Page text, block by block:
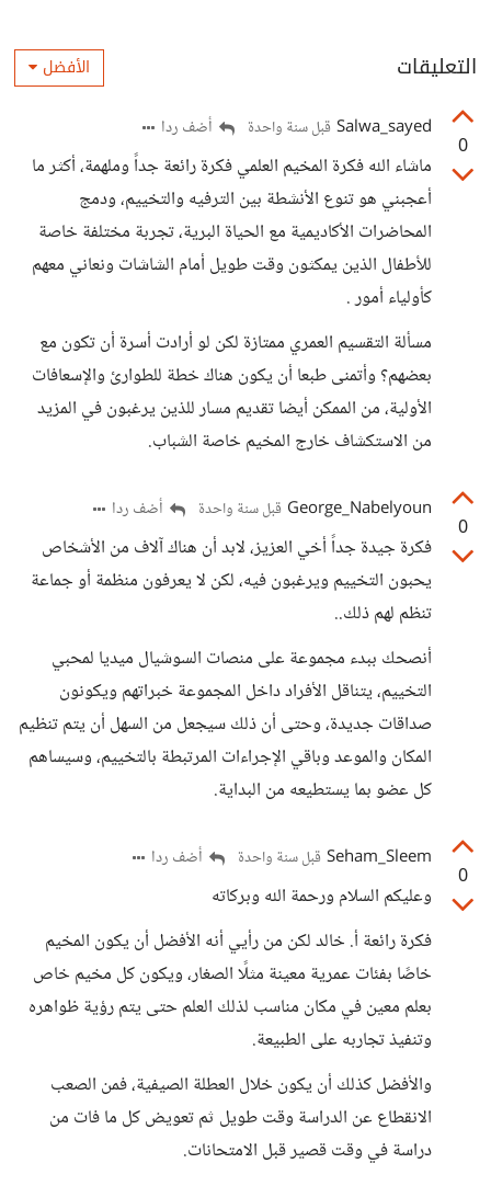
التعليقات الأفضل
0
Salwa_sayed قبل سنة واحدة أضف ردا
ماشاء الله فكرة المخيم العلمي فكرة رائعة جداً وملهمة، أكثر ما
أعجبني هو تنوع الأنشطة بين الترفيه والتخييم، ودمج
المحاضرات الأكاديمية مع الحياة البرية، تجربة مختلفة خاصة
للأطفال الذين يمكثون وقت طويل أمام الشاشات ونعاني معهم
كأولياء أمور .
مسألة التقسيم العمري ممتازة لكن لو أرادت أسرة أن تكون مع
بعضهم؟ وأتمنى طبعا أن يكون هناك خطة للطوارئ والإسعافات
الأولية، من الممكن أيضا تقديم مسار للذين يرغبون في المزيد
من الاستكشاف خارج المخيم خاصة الشباب.
0
George_Nabelyoun قبل سنة واحدة أضف ردا
فكرة جيدة جداً أخي العزيز، لابد أن هناك آلاف من الأشخاص
يحبون التخييم ويرغبون فيه، لكن لا يعرفون منظمة أو جماعة
تنظم لهم ذلك..
أنصحك ببدء مجموعة على منصات السوشيال ميديا لمحبي
التخييم، يتناقل الأفراد داخل المجموعة خبراتهم ويكونون
صداقات جديدة، وحتى أن ذلك سيجعل من السهل أن يتم تنظيم
المكان والموعد وباقي الإجراءات المرتبطة بالتخييم، وسيساهم
كل عضو بما يستطيعه من البداية.
0
Seham_Sleem قبل سنة واحدة أضف ردا
وعليكم السلام ورحمة الله وبركاته
فكرة رائعة أ. خالد لكن من رأيي أنه الأفضل أن يكون المخيم
خاصًا بفئات عمرية معينة مثلًا الصغار، ويكون كل مخيم خاص
بعلم معين في مكان مناسب لذلك العلم حتى يتم رؤية ظواهره
وتنفيذ تجاربه على الطبيعة.
والأفضل كذلك أن يكون خلال العطلة الصيفية، فمن الصعب
الانقطاع عن الدراسة وقت طويل ثم تعويض كل ما فات من
دراسة في وقت قصير قبل الامتحانات.